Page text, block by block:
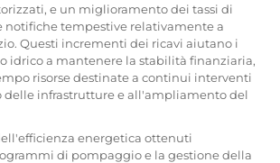
e un miglioramento dei tassi di
notifiche tempestive relativamente a
Questi incrementi dei ricavi aiutano i
idrico a mantenere la stabilità finanziaria,
risorse destinate a continui interventi
infrastrutture e all'ampliamento del
energetica ottenuti
di pompaggio e la gestione della